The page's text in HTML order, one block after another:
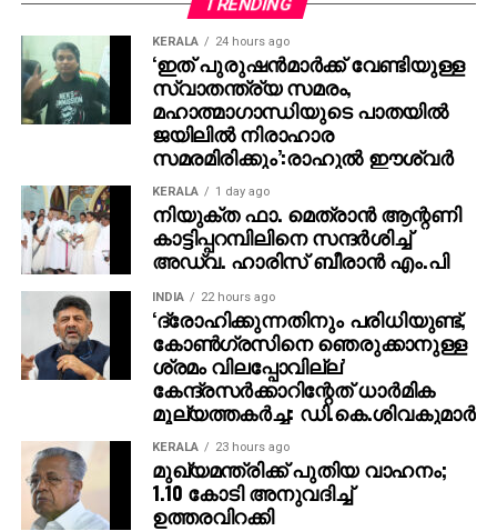
KERALA 24 hours ago
‘ഇത് പുരുഷന്‍മാര്‍ക്ക് വേണ്ടിയുള്ള
സ്വാതന്ത്ര്യ സമരം,
മഹാത്മാഗാന്ധിയുടെ പാതയില്‍
ജയിലില്‍ നിരാഹാര
സമരമിരിക്കും’:രാഹുല്‍ ഈശ്വര്‍
KERALA 1 day ago
നിയുക്ത ഫാ. മെത്രാന്‍ ആന്റണി
കാട്ടിപ്പറമ്പിലിനെ സന്ദര്‍ശിച്ച്
അഡ്വ. ഹാരിസ് ബീരാന്‍ എം.പി
INDIA 22 hours ago
‘ദ്രോഹിക്കുന്നതിനും പരിധിയുണ്ട്,
കോണ്‍ഗ്രസിനെ ഞെരുക്കാനുള്ള
ശ്രമം വിലപ്പോവില്ല’
കേന്ദ്രസര്‍ക്കാറിന്റേത് ധാര്‍മിക
മൂല്യത്തകര്‍ച്ച: ഡി.കെ.ശിവകുമാര്‍
KERALA 23 hours ago
മുഖ്യമന്ത്രിക്ക് പുതിയ വാഹനം;
1.10 കോടി അനുവദിച്ച്
ഉത്തരവിറക്കി